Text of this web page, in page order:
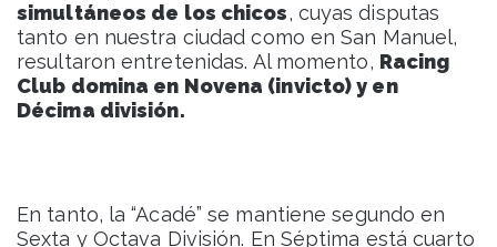
simultáneos de los chicos, cuyas disputas
tanto en nuestra ciudad como en San Manuel,
resultaron entretenidas. Al momento, Racing
Club domina en Novena (invicto) y en
Décima división.
En tanto, la “Acadé” se mantiene segundo en
Sexta y Octava División. En Séptima está cuarto